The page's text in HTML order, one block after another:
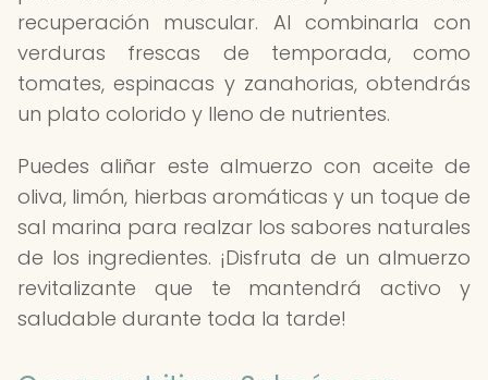
recuperación muscular. Al combinarla con
verduras frescas de temporada, como
tomates, espinacas y zanahorias, obtendrás
un plato colorido y lleno de nutrientes.
Puedes aliñar este almuerzo con aceite de
oliva, limón, hierbas aromáticas y un toque de
sal marina para realzar los sabores naturales
de los ingredientes. ¡Disfruta de un almuerzo
revitalizante que te mantendrá activo y
saludable durante toda la tarde!